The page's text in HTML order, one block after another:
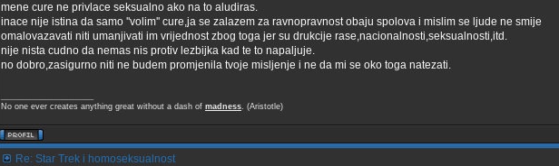
mene cure ne privlace seksualno ako na to aludiras.
inace nije istina da samo ''volim'' cure,ja se zalazem za ravnopravnost obaju spolova i mislim se ljude ne smije
omalovazavati niti umanjivati im vrijednost zbog toga jer su drukcije rase,nacionalnosti,seksualnosti,itd.
nije nista cudno da nemas nis protiv lezbijka kad te to napaljuje.
no dobro,zasigurno niti ne budem promjenila tvoje misljenje i ne da mi se oko toga natezati.
No one ever creates anything great without a dash of madness. (Aristotle)
Re: Star Trek i homoseksualnost